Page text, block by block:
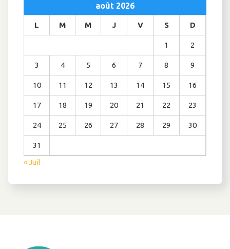
août 2026
L M M J V S D
1 2
3 4 5 6 7 8 9
10 11 12 13 14 15 16
17 18 19 20 21 22 23
24 25 26 27 28 29 30
31
« Juil